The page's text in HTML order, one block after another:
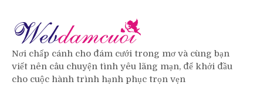
Nơi chấp cánh cho đám cưới trong mơ và cùng bạn
viết nên câu chuyện tình yêu lãng mạn, để khởi đầu
cho cuộc hành trình hạnh phục trọn vẹn